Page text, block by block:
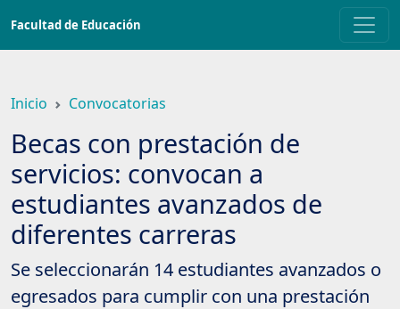
contenido
Facultad de Educación
Inicio Convocatorias
Becas con prestación de
servicios: convocan a
estudiantes avanzados de
diferentes carreras
Se seleccionarán 14 estudiantes avanzados o
egresados para cumplir con una prestación